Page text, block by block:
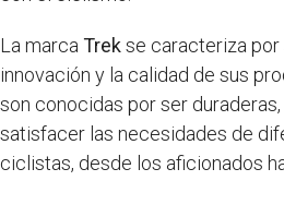
La marca Trekse caracteriza por
innovación y la calidad de sus
son conocidas por ser
satisfacer las necesidades de
ciclistas, desde los aficionados